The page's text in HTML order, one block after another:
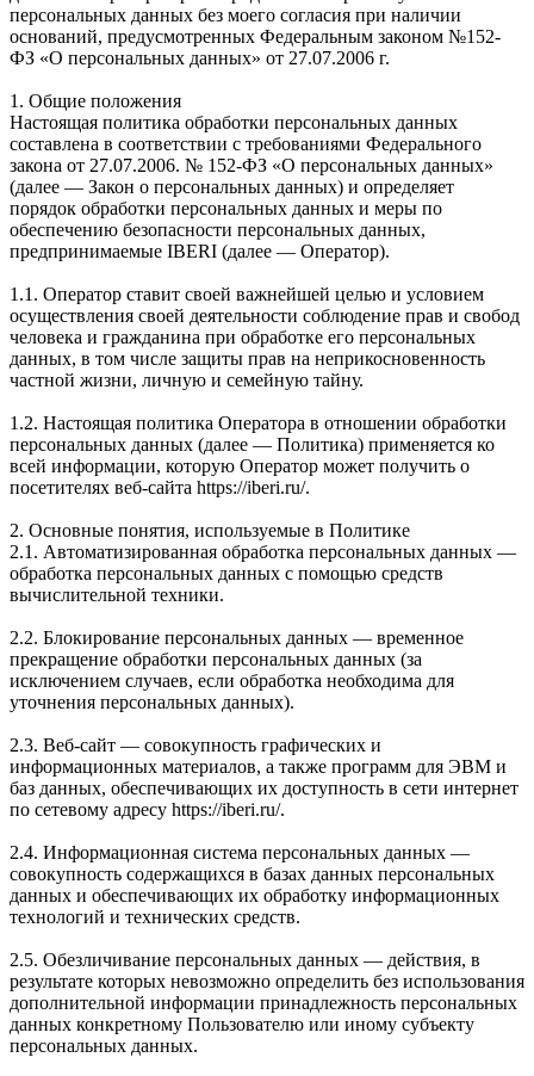
персональных данных без моего согласия при наличии
оснований, предусмотренных Федеральным законом №152-
ФЗ «О персональных данных» от 27.07.2006 г.
1. Общие положения
Настоящая политика обработки персональных данных
составлена в соответствии с требованиями Федерального
закона от 27.07.2006. № 152-ФЗ «О персональных данных»
(далее — Закон о персональных данных) и определяет
порядок обработки персональных данных и меры по
обеспечению безопасности персональных данных,
предпринимаемые IBERI (далее — Оператор).
1.1. Оператор ставит своей важнейшей целью и условием
осуществления своей деятельности соблюдение прав и свобод
человека и гражданина при обработке его персональных
данных, в том числе защиты прав на неприкосновенность
частной жизни, личную и семейную тайну.
1.2. Настоящая политика Оператора в отношении обработки
персональных данных (далее — Политика) применяется ко
всей информации, которую Оператор может получить о
посетителях веб-сайта https://iberi.ru/.
2. Основные понятия, используемые в Политике
2.1. Автоматизированная обработка персональных данных —
обработка персональных данных с помощью средств
вычислительной техники.
2.2. Блокирование персональных данных — временное
прекращение обработки персональных данных (за
исключением случаев, если обработка необходима для
уточнения персональных данных).
2.3. Веб-сайт — совокупность графических и
информационных материалов, а также программ для ЭВМ и
баз данных, обеспечивающих их доступность в сети интернет
по сетевому адресу https://iberi.ru/.
2.4. Информационная система персональных данных —
совокупность содержащихся в базах данных персональных
данных и обеспечивающих их обработку информационных
технологий и технических средств.
2.5. Обезличивание персональных данных — действия, в
результате которых невозможно определить без использования
дополнительной информации принадлежность персональных
данных конкретному Пользователю или иному субъекту
персональных данных.